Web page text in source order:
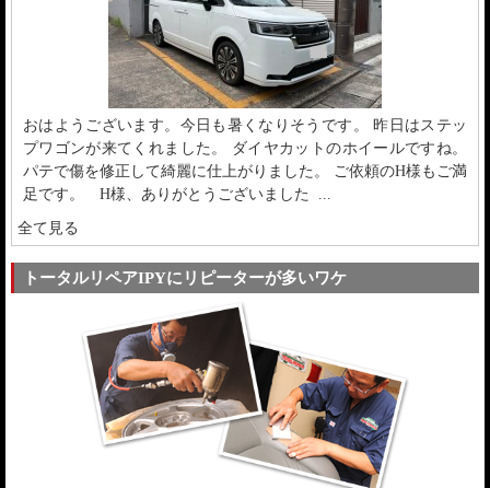
おはようございます。今日も暑くなりそうです。 昨日はステッ
プワゴンが来てくれました。 ダイヤカットのホイールですね。
パテで傷を修正して綺麗に仕上がりました。 ご依頼のH様もご満
足です。 H様、ありがとうございました ...
全て見る
トータルリペアIPYにリピーターが多いワケ